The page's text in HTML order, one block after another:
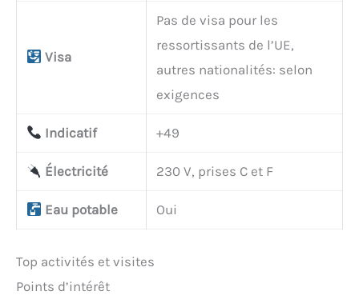
Visa
Pas de visa pour les
ressortissants de l’UE,
autres nationalités: selon
exigences
Indicatif +49
Électricité 230 V, prises C et F
Eau potable Oui
Top activités et visites
Points d’intérêt